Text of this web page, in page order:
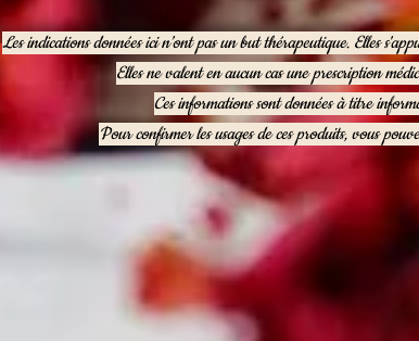
Les indications données ici n’ont pas un but thérapeutique. Elles
Elles ne valent en aucun cas une prescription
Ces informations sont données à titre
Pour confirmer les usages de ces produits, vous